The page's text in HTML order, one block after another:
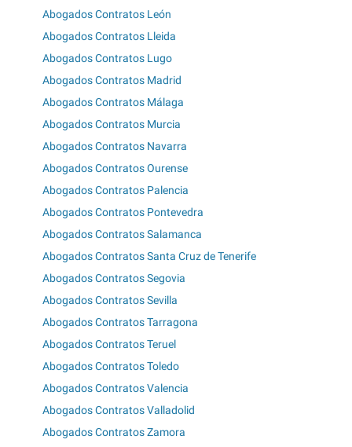
Abogados Contratos León
Abogados Contratos Lleida
Abogados Contratos Lugo
Abogados Contratos Madrid
Abogados Contratos Málaga
Abogados Contratos Murcia
Abogados Contratos Navarra
Abogados Contratos Ourense
Abogados Contratos Palencia
Abogados Contratos Pontevedra
Abogados Contratos Salamanca
Abogados Contratos Santa Cruz de Tenerife
Abogados Contratos Segovia
Abogados Contratos Sevilla
Abogados Contratos Tarragona
Abogados Contratos Teruel
Abogados Contratos Toledo
Abogados Contratos Valencia
Abogados Contratos Valladolid
Abogados Contratos Zamora